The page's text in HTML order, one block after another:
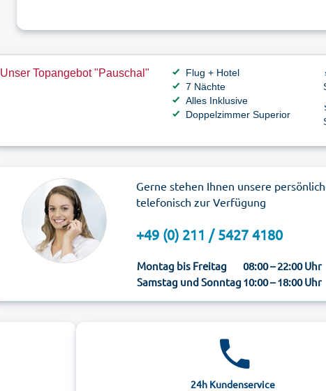
Unser Topangebot "Pauschal"
Flug + Hotel
7 Nächte
Alles Inklusive
Doppelzimmer Superior
Gerne stehen Ihnen unsere
telefonisch zur Verfügung
+49 (0) 211 / 5427 4180
Montag bis Freitag
08:00 – 22:00 Uhr
Samstag und Sonntag10:00 – 18:00 Uhr
24h Kundenservice